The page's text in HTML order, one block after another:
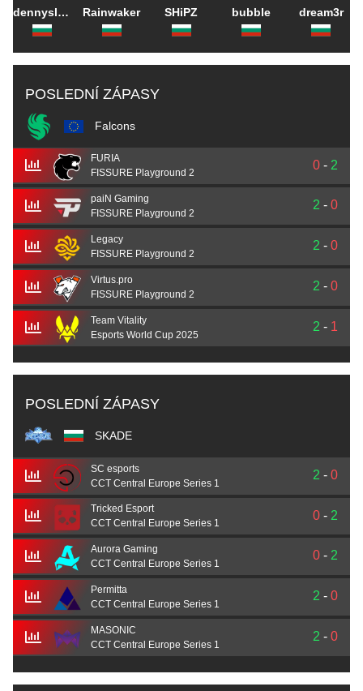
dennyslaw Rainwaker SHiPZ bubble dream3r
POSLEDNÍ ZÁPASY
Falcons
FURIA
FISSURE Playground 2
0 - 2
paiN Gaming
FISSURE Playground 2
2 - 0
Legacy
FISSURE Playground 2
2 - 0
Virtus.pro
FISSURE Playground 2
2 - 0
Team Vitality
Esports World Cup 2025
2 - 1
POSLEDNÍ ZÁPASY
SKADE
SC esports
CCT Central Europe Series 1
2 - 0
Tricked Esport
CCT Central Europe Series 1
0 - 2
Aurora Gaming
CCT Central Europe Series 1
0 - 2
Permitta
CCT Central Europe Series 1
2 - 0
MASONIC
CCT Central Europe Series 1
2 - 0